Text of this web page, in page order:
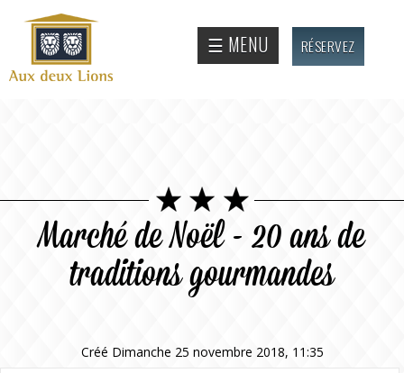
Site
officiel
de
☰ MENU RÉSERVEZ
Marché de Noël - 20 ans de
traditions gourmandes
Créé Dimanche 25 novembre 2018, 11:35